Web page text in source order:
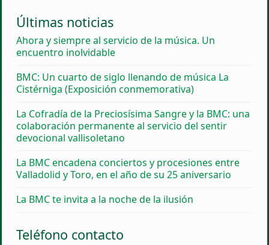
Últimas noticias
Ahora y siempre al servicio de la música. Un
encuentro inolvidable
BMC: Un cuarto de siglo llenando de música La
Cistérniga (Exposición conmemorativa)
La Cofradía de la Preciosísima Sangre y la BMC: una
colaboración permanente al servicio del sentir
devocional vallisoletano
La BMC encadena conciertos y procesiones entre
Valladolid y Toro, en el año de su 25 aniversario
La BMC te invita a la noche de la ilusión
Teléfono contacto